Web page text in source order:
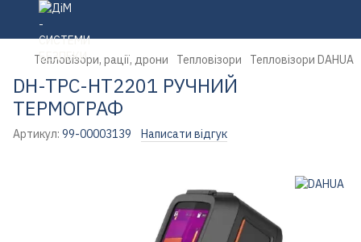
Тепловізори, рації, дрони Тепловізори Тепловізори DAHUA
DH-TPC-HT2201 РУЧНИЙ
ТЕРМОГРАФ
Артикул: 99-00003139 Написати відгук